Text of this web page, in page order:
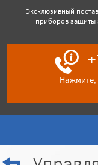
Эксклюзивный
приборов защиты
Нажмите,